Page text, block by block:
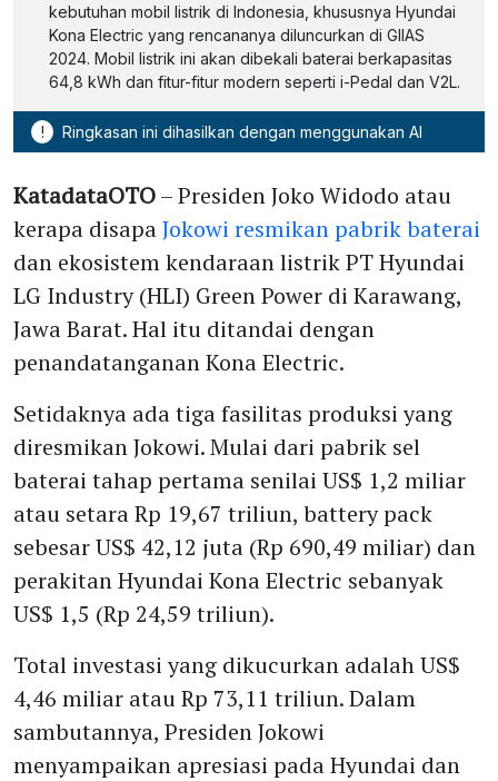
kebutuhan mobil listrik di Indonesia, khususnya Hyundai
Kona Electric yang rencananya diluncurkan di GIIAS
2024. Mobil listrik ini akan dibekali baterai berkapasitas
64,8 kWh dan fitur-fitur modern seperti i-Pedal dan V2L.
! Ringkasan ini dihasilkan dengan menggunakan AI
KatadataOTO– Presiden Joko Widodo atau
kerapa disapaJokowi resmikan pabrik baterai
dan ekosistem kendaraan listrik PT Hyundai
LG Industry (HLI) Green Power di Karawang,
Jawa Barat. Hal itu ditandai dengan
penandatanganan Kona Electric.
Setidaknya ada tiga fasilitas produksi yang
diresmikan Jokowi. Mulai dari pabrik sel
baterai tahap pertama senilai US$ 1,2 miliar
atau setara Rp 19,67 triliun, battery pack
sebesar US$ 42,12 juta (Rp 690,49 miliar) dan
perakitan Hyundai Kona Electric sebanyak
US$ 1,5 (Rp 24,59 triliun).
Total investasi yang dikucurkan adalah US$
4,46 miliar atau Rp 73,11 triliun. Dalam
sambutannya, Presiden Jokowi
menyampaikan apresiasi pada Hyundai dan